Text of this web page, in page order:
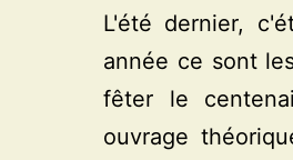
L'été dernier,
année ce sont
fêter le
ouvrage